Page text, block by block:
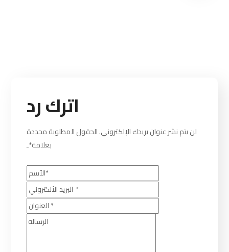
اترك رد
لن يتم نشر عنوان بريدك الإلكتروني. الحقول المطلوبة محددة
بعلامة*ـ